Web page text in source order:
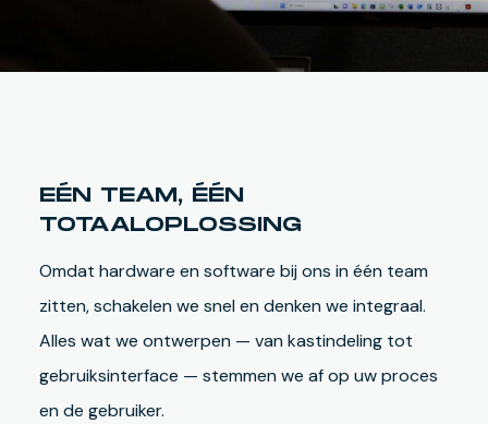
EÉN TEAM, ÉÉN
TOTAALOPLOSSING
Omdat hardware en software bij ons in één team
zitten, schakelen we snel en denken we integraal.
Alles wat we ontwerpen — van kastindeling tot
gebruiksinterface — stemmen we af op uw proces
en de gebruiker.